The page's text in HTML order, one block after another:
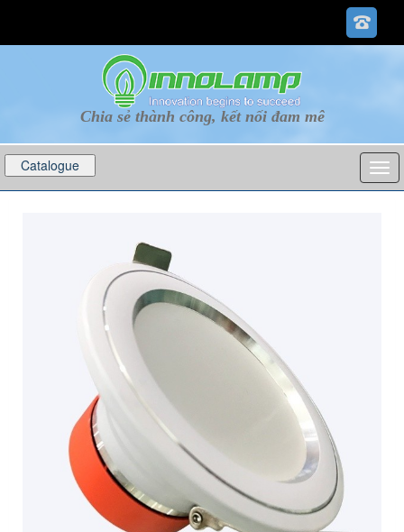
Chia sẻ thành công, kết nối đam mê
Catalogue p